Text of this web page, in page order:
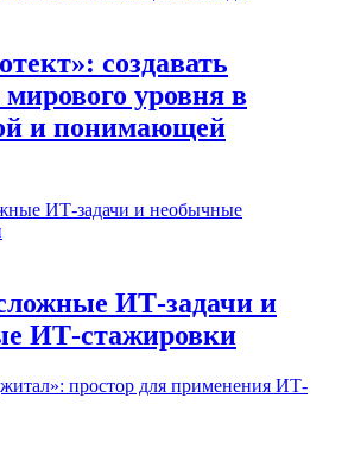
создавать
уровня в
и понимающей
ИТ‑задачи и
ИТ‑стажировки